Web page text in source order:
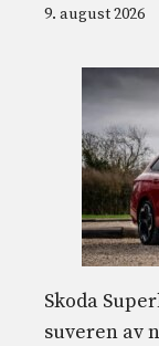
9. august 2026
Skoda
suveren av